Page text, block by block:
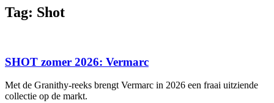
Tag: Shot
SHOT zomer 2026: Vermarc
Met de Granithy-reeks brengt Vermarc in 2026 een fraai uitziende
collectie op de markt.